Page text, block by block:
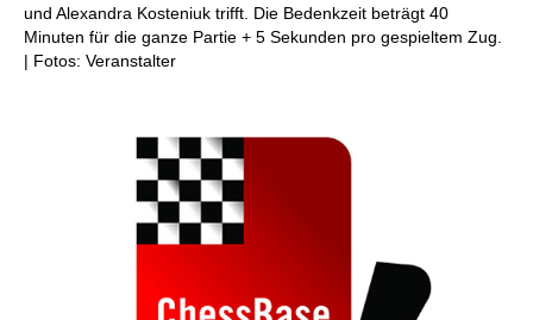
und Alexandra Kosteniuk trifft. Die Bedenkzeit beträgt 40
Minuten für die ganze Partie + 5 Sekunden pro gespieltem Zug.
| Fotos: Veranstalter